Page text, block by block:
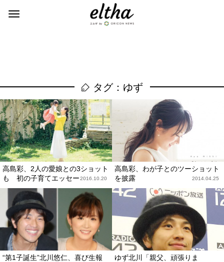
タグ：ゆず
高島彩、2人の愛娘との3ショット
も 初の子育てエッセー2016.10.20
高島彩、わが子とのツーショット
を披露
2014.04.25
“第1子誕生”北川悠仁、喜び生報
ゆず北川「親父、頑張りま